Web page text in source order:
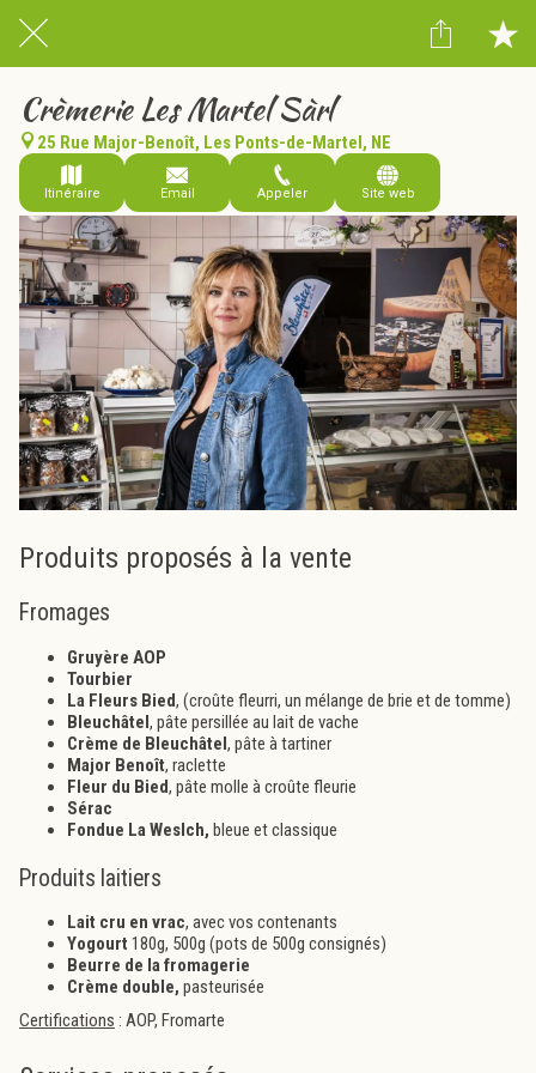
Crèmerie Les Martel Sàrl
25 Rue Major-Benoît, Les Ponts-de-Martel, NE
Itinéraire Email Appeler Site web
Produits proposés à la vente
Fromages
Gruyère AOP
Tourbier
La Fleurs Bied, (croûte fleurri, un mélange de brie et de tomme)
Bleuchâtel, pâte persillée au lait de vache
Crème de Bleuchâtel, pâte à tartiner
Major Benoît, raclette
Fleur du Bied, pâte molle à croûte fleurie
Sérac
Fondue La Weslch, bleue et classique
Produits laitiers
Lait cru en vrac, avec vos contenants
Yogourt 180g, 500g (pots de 500g consignés)
Beurre de la fromagerie
Crème double, pasteurisée
Certifications : AOP, Fromarte